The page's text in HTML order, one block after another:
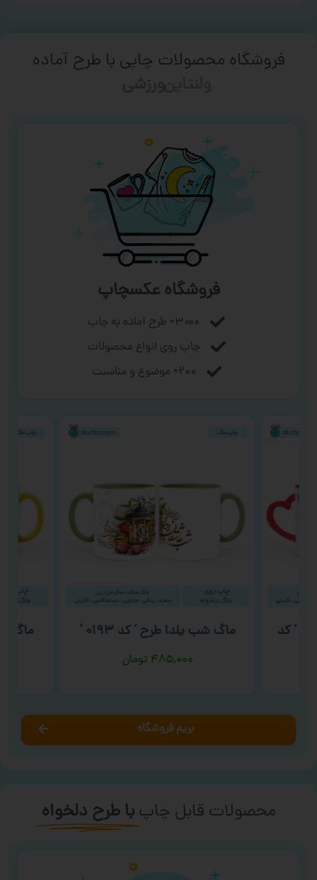
فروشگاه محصولات چاپی با طرح آماده
فروشگاه عکسچاپ
۳۰۰۰+ طرح آماده به چاپ
چاپ روی انواع محصولات
۲۰۰+ موضوع و مناسبت
‘ کد ماگ شب یلدا طرح ‘ کد ۰۱۹۳ ‘
۴۸۵,۰۰۰ تومان
ماگ
بریم فروشگاه
محصولات قابل چاپ با طرح دلخواه